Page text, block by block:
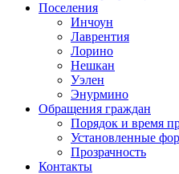
Поселения
Инчоун
Лаврентия
Лорино
Нешкан
Уэлен
Энурмино
Обращения граждан
Порядок и время
Установленные
Прозрачность
Контакты